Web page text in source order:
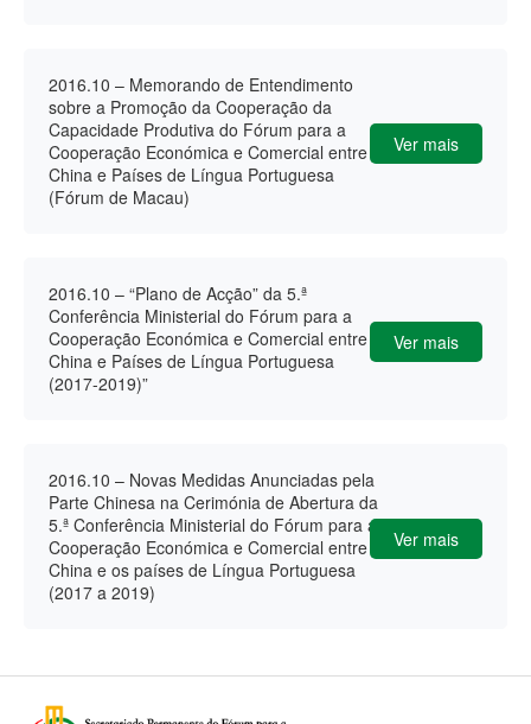
2016.10 – Memorando de Entendimento
sobre a Promoção da Cooperação da
Capacidade Produtiva do Fórum para a
Cooperação Económica e Comercial entre a
China e Países de Língua Portuguesa
(Fórum de Macau)
Ver mais
2016.10 – “Plano de Acção” da 5.ª
Conferência Ministerial do Fórum para a
Cooperação Económica e Comercial entre a
China e Países de Língua Portuguesa
(2017-2019)”
Ver mais
2016.10 – Novas Medidas Anunciadas pela
Parte Chinesa na Cerimónia de Abertura da
5.ª Conferência Ministerial do Fórum para a
Cooperação Económica e Comercial entre a
China e os países de Língua Portuguesa
(2017 a 2019)
Ver mais